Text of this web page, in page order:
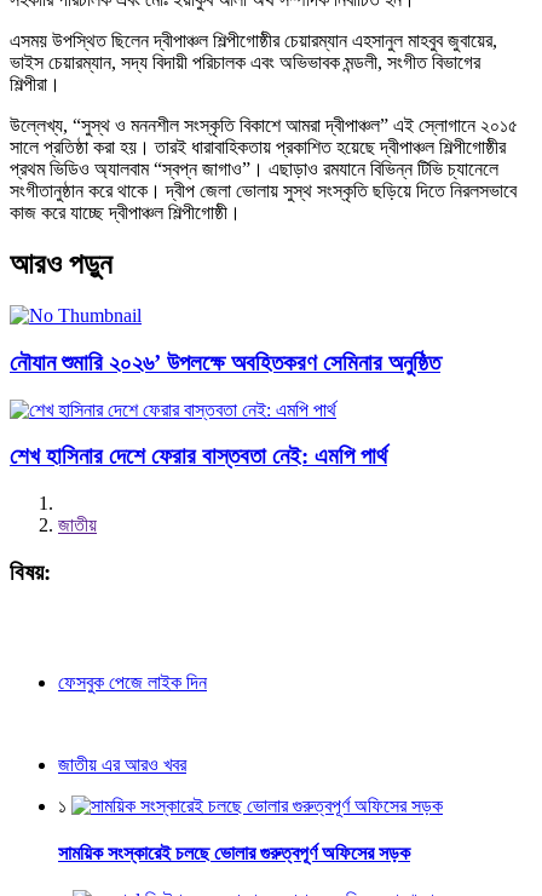
এসময় উপস্থিত ছিলেন দ্বীপাঞ্চল শিল্পীগোষ্ঠীর চেয়ারম্যান এহসানুল মাহবুব জুবায়ের,
ভাইস চেয়ারম্যান, সদ্য বিদায়ী পরিচালক এবং অভিভাবক মন্ডলী, সংগীত বিভাগের
শিল্পীরা।
উল্লেখ্য, “সুস্থ ও মননশীল সংস্কৃতি বিকাশে আমরা দ্বীপাঞ্চল” এই স্লোগানে ২০১৫
সালে প্রতিষ্ঠা করা হয়। তারই ধারাবাহিকতায় প্রকাশিত হয়েছে দ্বীপাঞ্চল শিল্পীগোষ্ঠীর
প্রথম ভিডিও অ্যালবাম “স্বপ্ন জাগাও”। এছাড়াও রমযানে বিভিন্ন টিভি চ্যানেলে
সংগীতানুষ্ঠান করে থাকে। দ্বীপ জেলা ভোলায় সুস্থ সংস্কৃতি ছড়িয়ে দিতে নিরলসভাবে
কাজ করে যাচ্ছে দ্বীপাঞ্চল শিল্পীগোষ্ঠী।
আরও পড়ুন
নৌযান শুমারি ২০২৬’ উপলক্ষে অবহিতকরণ সেমিনার অনুষ্ঠিত
শেখ হাসিনার দেশে ফেরার বাস্তবতা নেই: এমপি পার্থ
জাতীয়
বিষয়:
ফেসবুক পেজে লাইক দিন
জাতীয় এর আরও খবর
১
সাময়িক সংস্কারেই চলছে ভোলার গুরুত্বপূর্ণ অফিসের সড়ক